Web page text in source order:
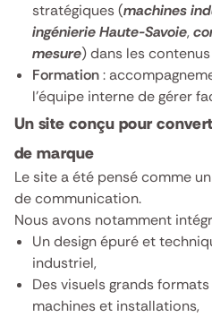
stratégiques (machines
ingénierie Haute-Savoie,
mesure) dans les
Formation:
l’équipe interne de gérer
Un site conçu pour
de marque
Le site a été pensé comme
de communication.
Nous avons notamment
Un design épuré et
industriel,
Des visuels grands
machines et installations,